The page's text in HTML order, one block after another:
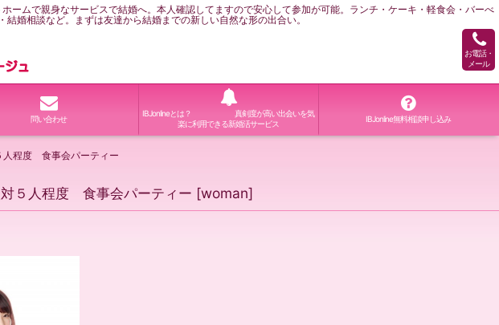
ムで親身なサービスで結婚へ。本人確認してますので安心して参加が可能。ランチ・ケーキ・軽食会・バーべ
婚相談など。まずは友達から結婚までの新しい自然な形の出合い。
お電話・
メール
問い合わせ
IBJonlineとは？ 真剣度が高い出会いを気
楽に利用できる新婚活サービス
IBJonline無料相談申し込み
程度 食事会パーティー
５人程度 食事会パーティー [woman]